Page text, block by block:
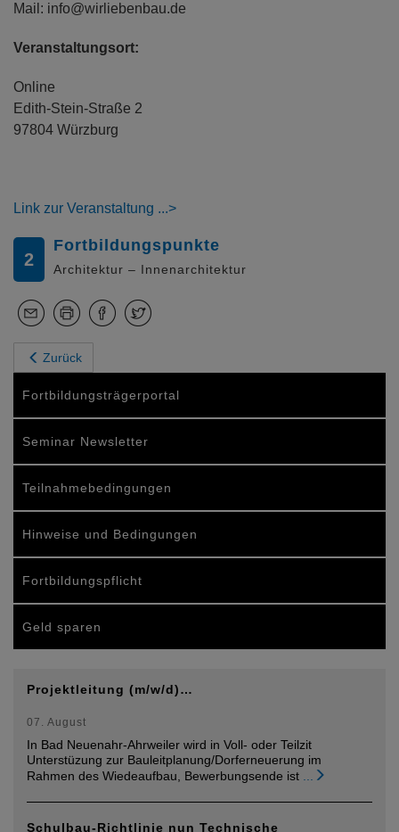
Mail: info@wirliebenbau.de
Veranstaltungsort:
Online
Edith-Stein-Straße 2
97804 Würzburg
Link zur Veranstaltung
2
Fortbildungspunkte
Architektur – Innenarchitektur
Zurück
Fortbildungsträgerportal
Seminar Newsletter
Teilnahmebedingungen
Hinweise und Bedingungen
Fortbildungspflicht
Geld sparen
Projektleitung (m/w/d)…
07. August
In Bad Neuenahr-Ahrweiler wird in Voll- oder Teilzit
Unterstüzung zur Bauleitplanung/Dorferneuerung im
Rahmen des Wiedeaufbau, Bewerbungsende ist
Schulbau-Richtlinie nun Technische